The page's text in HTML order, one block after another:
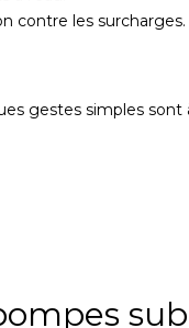
contre les surcharges.
gestes simples sont